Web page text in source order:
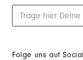
Folge uns auf